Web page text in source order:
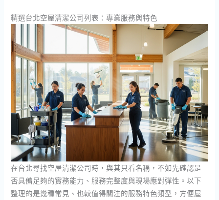
精選台北空屋清潔公司列表：專業服務與特色
在台北尋找空屋清潔公司時，與其只看名稱，不如先確認是
否具備足夠的實務能力、服務完整度與現場應對彈性。以下
整理的是幾種常見、也較值得關注的服務特色類型，方便屋